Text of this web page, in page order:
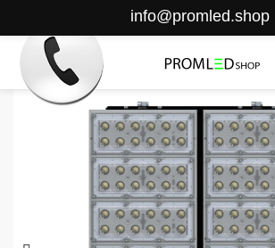
info@promled.shop